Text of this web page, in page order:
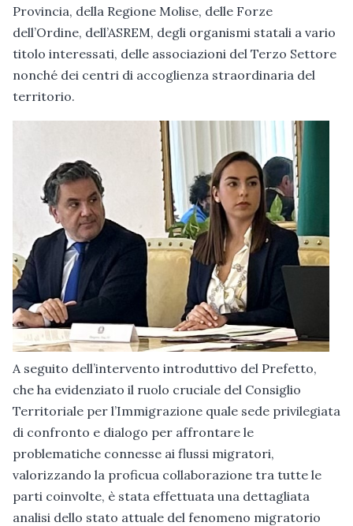
Provincia, della Regione Molise, delle Forze
dell’Ordine, dell’ASREM, degli organismi statali a vario
titolo interessati, delle associazioni del Terzo Settore
nonché dei centri di accoglienza straordinaria del
territorio.
A seguito dell’intervento introduttivo del Prefetto,
che ha evidenziato il ruolo cruciale del Consiglio
Territoriale per l’Immigrazione quale sede privilegiata
di confronto e dialogo per affrontare le
problematiche connesse ai flussi migratori,
valorizzando la proficua collaborazione tra tutte le
parti coinvolte, è stata effettuata una dettagliata
analisi dello stato attuale del fenomeno migratorio